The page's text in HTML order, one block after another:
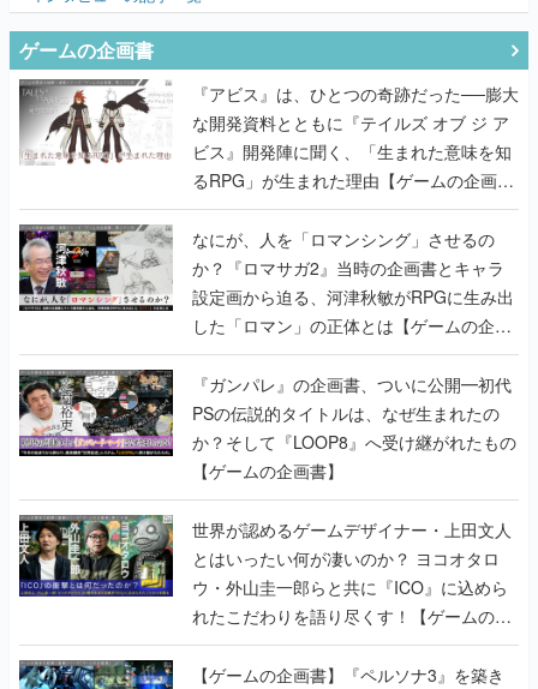
ゲームの企画書
『アビス』は、ひとつの奇跡だった──膨大
な開発資料とともに『テイルズ オブ ジ ア
ビス』開発陣に聞く、「生まれた意味を知
るRPG」が生まれた理由【ゲームの企画
書】
なにが、人を「ロマンシング」させるの
か？『ロマサガ2』当時の企画書とキャラ
設定画から迫る、河津秋敏がRPGに生み出
した「ロマン」の正体とは【ゲームの企画
書】
『ガンパレ』の企画書、ついに公開━初代
PSの伝説的タイトルは、なぜ生まれたの
か？そして『LOOP8』へ受け継がれたもの
【ゲームの企画書】
世界が認めるゲームデザイナー・上田文人
とはいったい何が凄いのか？ ヨコオタロ
ウ・外山圭一郎らと共に『ICO』に込めら
れたこだわりを語り尽くす！【ゲームの企
画書】
【ゲームの企画書】『ペルソナ3』を築き